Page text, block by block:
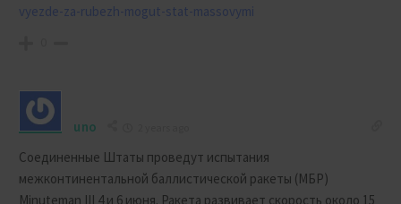
vyezde-za-rubezh-mogut-stat-massovymi
uno
Соединенные Штаты проведут испытания
межконтинентальной баллистической ракеты (МБР)
Minuteman III 4 и 6 июня. Ракета развивает скорость около 15